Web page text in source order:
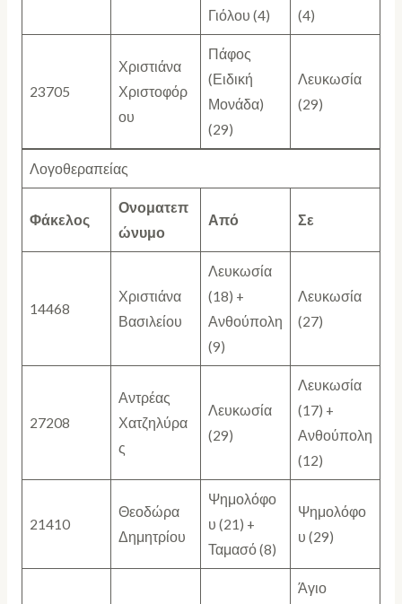
Γιόλου (4)
(4)
23705
Χριστιάνα
Χριστοφόρ
ου
Πάφος
(Ειδική
Μονάδα)
(29)
Λευκωσία
(29)
Λογοθεραπείας
Φάκελος
Ονοματεπ
ώνυμο
Από Σε
14468
Χριστιάνα
Βασιλείου
Λευκωσία
(18) +
Ανθούπολη
(9)
Λευκωσία
(27)
27208
Αντρέας
Χατζηλύρα
ς
Λευκωσία
(29)
Λευκωσία
(17) +
Ανθούπολη
(12)
21410
Θεοδώρα
Δημητρίου
Ψημολόφο
υ (21) +
Ταμασό (8)
Ψημολόφο
υ (29)
Άγιο